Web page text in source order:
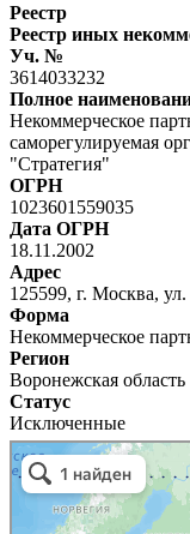
Реестр
Реестр иных
Уч. №
3614033232
Полное
Некоммерческое
саморегулируемая
"Стратегия"
ОГРН
1023601559035
Дата ОГРН
18.11.2002
Адрес
125599, г. Москва,
Форма
Некоммерческое
Регион
Воронежская область
Статус
Исключенные